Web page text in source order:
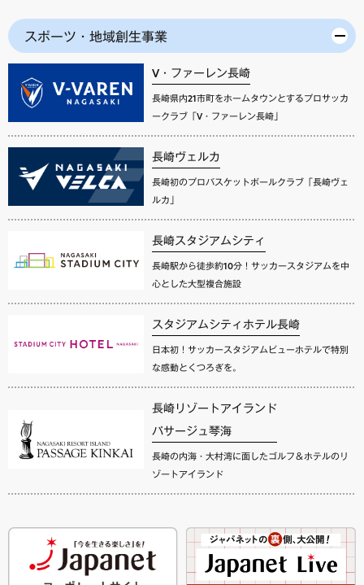
スポーツ・地域創生事業
V・ファーレン長崎
長崎県内21市町をホームタウンとするプロサッカ
ークラブ「V・ファーレン長崎」
長崎ヴェルカ
長崎初のプロバスケットボールクラブ「長崎ヴェ
ルカ」
長崎スタジアムシティ
長崎駅から徒歩約10分！サッカースタジアムを中
心とした大型複合施設
スタジアムシティホテル長崎
日本初！サッカースタジアムビューホテルで特別
な感動とくつろぎを。
長崎リゾートアイランド
パサージュ琴海
長崎の内海・大村湾に面したゴルフ＆ホテルのリ
ゾートアイランド